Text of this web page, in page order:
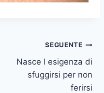
SEGUENTE
Nasce l esigenza di
sfuggirsi per non
ferirsi